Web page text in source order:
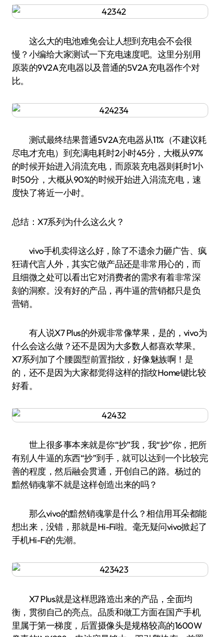
这么大的电池难免会让人想到充电会不会很
慢？小编给大家测试一下充电速度吧。这里分别用
原装的9V2A充电器以及普通的5V2A充电器作个对
比。
测试最终结果普通5V2A充电器从11%（不建议耗
尽电才充电）到充满电耗时2小时45分，大概从97%
的时候开始进入涓流充电，而原装充电器则耗时1小
时50分，大概从90%的时候开始进入涓流充电，速
度快了将近一小时。
总结：X7系列为什么这么火？
vivo手机卖得这么好，除了不遗余力砸广告、疯
狂请代言人外，其实它做产品还是非常用心的，而
且细微之处可以看出它对消费者的需求有着非常深
刻的洞察。没有好的产品，再牛逼的营销都只是负
营销。
有人说X7 Plus的外观非常像苹果，是的，vivo为
什么会这么做？还不是因为大多数人都喜欢苹果。
X7系列加了个腰圆型前置指纹，好像魅族啊！是
的，还不是因为大家都觉得这样的指纹Home键比较
好看。
世上很多事本来就是你“抄”我，我“抄”你，把所
有别人牛逼的东西“抄”到手，就可以达到一个比较完
善的程度，然后融会贯通，开创自己的路。杨过的
黯然销魂掌不就是这样创造出来的吗？
那么vivo的黯然销魂掌是什么？相信用耳朵都能
想出来，没错，那就是Hi-Fi啦。毫无疑问vivo掀起了
手机Hi-Fi的先潮。
X7 Plus就是这样思路造出来的产品，全面均
衡，贯彻自己的亮点。品质和做工方面在国产手机
里属于第一梯度，后置摄像头是规格较高的1600W